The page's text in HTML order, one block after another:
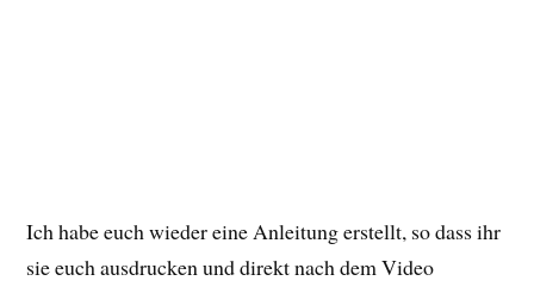
Ich habe euch wieder eine Anleitung erstellt, so dass ihr
sie euch ausdrucken und direkt nach dem Video